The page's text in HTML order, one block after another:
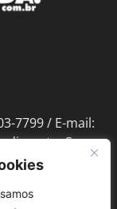
7799 / E-mail:
Seg a
de Abreu, 889